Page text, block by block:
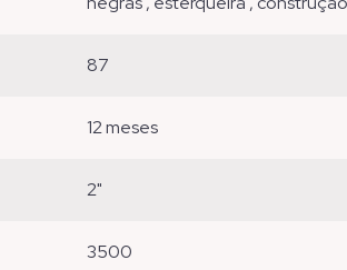
87
12 meses
2"
3500